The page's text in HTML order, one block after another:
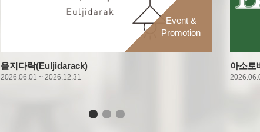
Event &
Promotion
을지다락(Euljidarack)
2026.06.01 ~ 2026.12.31
아소토